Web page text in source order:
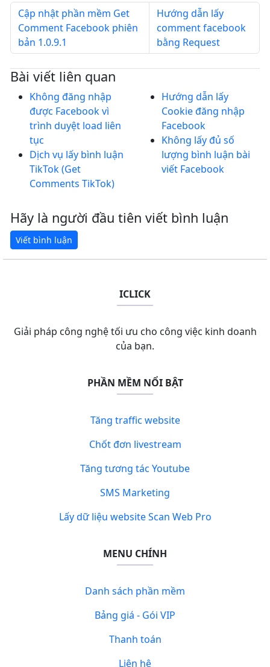
Cập nhật phần mềm Get
Comment Facebook phiên
bản 1.0.9.1
Hướng dẫn lấy
comment facebook
bằng Request
Bài viết liên quan
Không đăng nhập
được Facebook vì
trình duyệt load liên
tục
Dịch vụ lấy bình luận
TikTok (Get
Comments TikTok)
Hướng dẫn lấy
Cookie đăng nhập
Facebook
Không lấy đủ số
lượng bình luận bài
viết Facebook
Hãy là người đầu tiên viết bình luận
ICLICK
Giải pháp công nghệ tối ưu cho công việc kinh doanh
của bạn.
PHẦN MỀM NỔI BẬT
Tăng traffic website
Chốt đơn livestream
Tăng tương tác Youtube
SMS Marketing
Lấy dữ liệu website Scan Web Pro
MENU CHÍNH
Danh sách phần mềm
Bảng giá - Gói VIP
Thanh toán
Liên hệ